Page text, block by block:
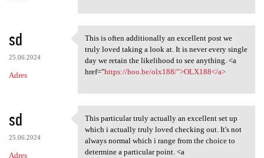
sd
25.06.2024
Adres
This is often additionally an
This is often additionally an excellent post we
truly loved taking a look at. It is never every single
day we retain the likelihood to see anything. <a
href="https://hoo.be/olx188/">OLX188</a>
sd
25.06.2024
Adres
This particular truly
This particular truly actually an excellent set up
which i actually truly loved checking out. It's not
always normal which i range from the choice to
determine a particular point. <a